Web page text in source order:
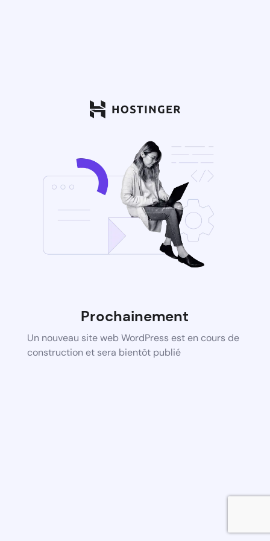
Prochainement
Un nouveau site web WordPress est en cours de
construction et sera bientôt publié